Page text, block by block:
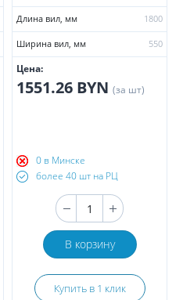
Длина вил, мм 1800
Ширина вил, мм 550
Цена:
1551.26 BYN (за шт)
0 в Минске
более 40 шт на РЦ
В корзину
Купить в 1 клик